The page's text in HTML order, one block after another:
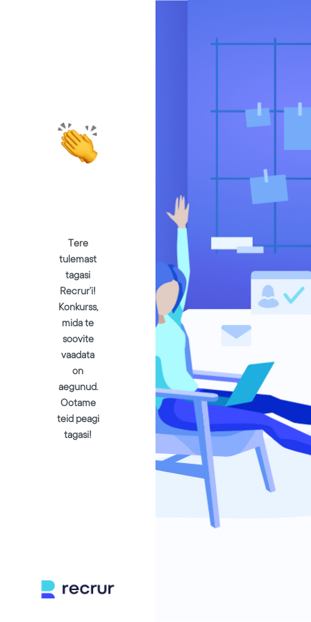
Tere
tulemast
tagasi
Recrur’i!
Konkurss,
mida te
soovite
vaadata
on
aegunud.
Ootame
teid peagi
tagasi!